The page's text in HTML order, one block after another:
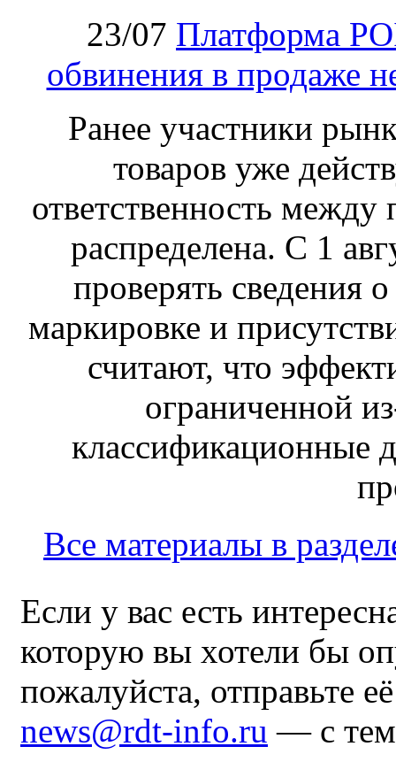
23/07 Платформа
обвинения в продаже
Ранее участники
товаров уже
ответственность
распределена. С 1
проверять сведения
маркировке и
считают, что
ограниченной
классификационные
Все материалы в
Если у вас есть
которую вы хотели бы
пожалуйста, отправьте
news@rdt-info.ru — с